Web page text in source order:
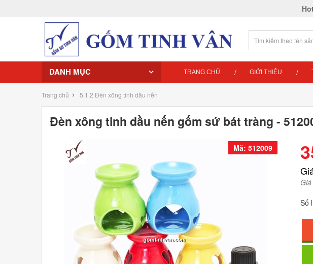
DANH MỤC TRANG CHỦ GIỚI THIỆU
Trang chủ › 5.1.2 Đèn xông tinh dầu nến
Đèn xông tinh dầu nến gốm sứ bát tràng -
Mã: 512009
Số